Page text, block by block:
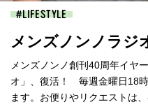
LIFESTYLE
メンズノンノラジ
メンズノンノ創刊40周年イヤ
オ」、復活！ 毎週金曜日18
ます。お便りやリクエストは